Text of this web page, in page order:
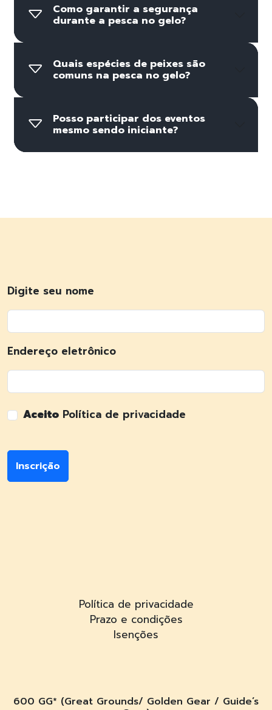
Como garantir a segurança
durante a pesca no gelo?
Quais espécies de peixes são
comuns na pesca no gelo?
Posso participar dos eventos
mesmo sendo iniciante?
Digite seu nome
Endereço eletrônico
Aceito Política de privacidade
Inscrição
Política de privacidade
Prazo e condições
Isenções
600 GG* (Great Grounds/ Golden Gear / Guide’s